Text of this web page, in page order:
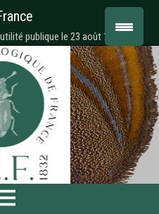
publique le 23 août 1878